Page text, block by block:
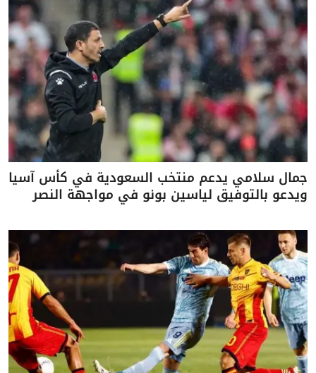
جمال سلامي يدعم منتخب السعودية في كأس آسيا
ويدعو بالتوفيق لياسين بونو في مواجهة النصر